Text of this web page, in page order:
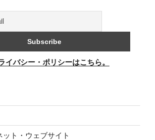
イバシー・ポリシーはこちら。
ト・ウェブサイト